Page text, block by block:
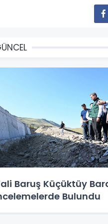
Baruş Küçüktüy
Bulundu